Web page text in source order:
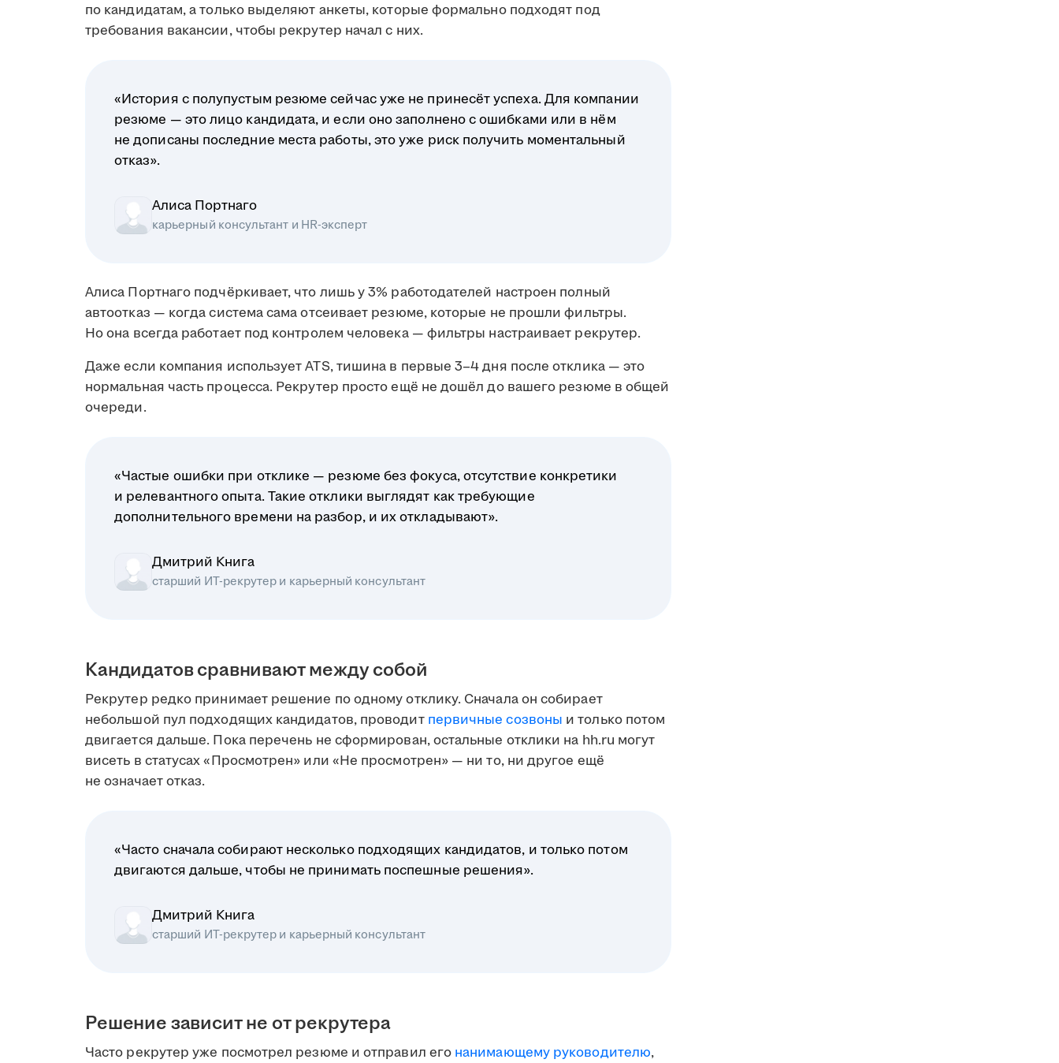
по кандидатам, а только выделяют анкеты, которые формально подходят под
требования вакансии, чтобы рекрутер начал с них.
«История с полупустым резюме сейчас уже не принесёт успеха. Для компании
резюме — это лицо кандидата, и если оно заполнено с ошибками или в нём
не дописаны последние места работы, это уже риск получить моментальный
отказ».
Алиса Портнаго
карьерный консультант и HR-эксперт
Алиса Портнаго подчёркивает, что лишь у 3% работодателей настроен полный
автоотказ — когда система сама отсеивает резюме, которые не прошли фильтры.
Но она всегда работает под контролем человека — фильтры настраивает рекрутер.
Даже если компания использует ATS, тишина в первые 3–4 дня после отклика — это
нормальная часть процесса. Рекрутер просто ещё не дошёл до вашего резюме в общей
очереди.
«Частые ошибки при отклике — резюме без фокуса, отсутствие конкретики
и релевантного опыта. Такие отклики выглядят как требующие
дополнительного времени на разбор, и их откладывают».
Дмитрий Книга
старший ИТ-рекрутер и карьерный консультант
Кандидатов сравнивают между собой
Рекрутер редко принимает решение по одному отклику. Сначала он собирает
небольшой пул подходящих кандидатов, проводит первичные созвоны и только потом
двигается дальше. Пока перечень не сформирован, остальные отклики на hh.ru могут
висеть в статусах «Просмотрен» или «Не просмотрен» — ни то, ни другое ещё
не означает отказ.
«Часто сначала собирают несколько подходящих кандидатов, и только потом
двигаются дальше, чтобы не принимать поспешные решения».
Дмитрий Книга
старший ИТ-рекрутер и карьерный консультант
Решение зависит не от рекрутера
Часто рекрутер уже посмотрел резюме и отправил его нанимающему руководителю,